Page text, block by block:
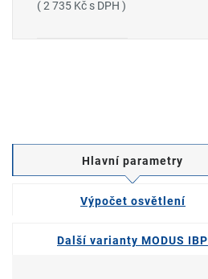
( 2 735 Kč s DPH )
Hlavní parametry
Výpočet osvětlení
Další varianty MODUS IBP